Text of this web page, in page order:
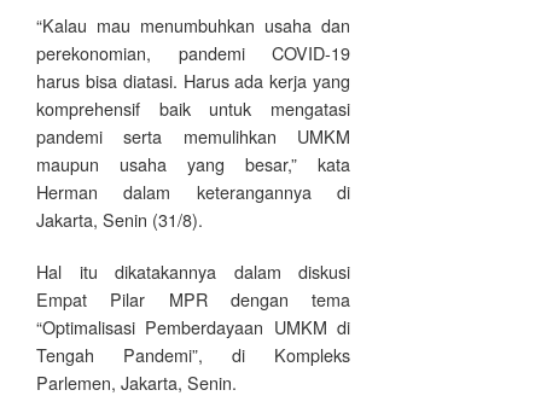
“Kalau mau menumbuhkan usaha dan
perekonomian, pandemi COVID-19
harus bisa diatasi. Harus ada kerja yang
komprehensif baik untuk mengatasi
pandemi serta memulihkan UMKM
maupun usaha yang besar,” kata
Herman dalam keterangannya di
Jakarta, Senin (31/8).
Hal itu dikatakannya dalam diskusi
Empat Pilar MPR dengan tema
“Optimalisasi Pemberdayaan UMKM di
Tengah Pandemi”, di Kompleks
Parlemen, Jakarta, Senin.